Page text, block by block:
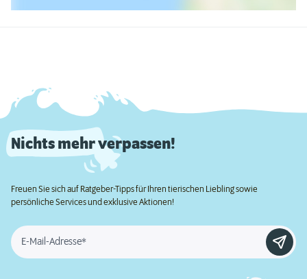
Nichts mehr verpassen!
Freuen Sie sich auf Ratgeber-Tipps für Ihren tierischen Liebling sowie
persönliche Services und exklusive Aktionen!
E-Mail-Adresse*